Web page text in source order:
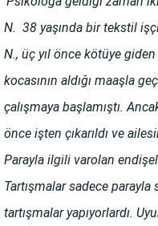
N. 38 yaşında bir tekstil
N., üç yıl önce kötüye
kocasının aldığı maaşla
çalışmaya başlamıştı.
önce işten çıkarıldı ve
Parayla ilgili varolan
Tartışmalar sadece parayla
tartışmalar yapıyorlardı.